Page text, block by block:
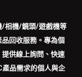
/相機/鏡頭/遊戲機等
回收服務。專為個
供線上詢問、快速
產品需求的個人與企